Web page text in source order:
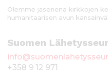
Olemme jäsenenä kirkkojen
humanitaarisen avun
Suomen
+358 9 12 971